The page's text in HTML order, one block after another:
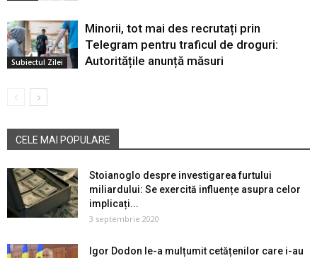
Subiectul Zilei
Minorii, tot mai des recrutați prin
Telegram pentru traficul de droguri:
Autoritățile anunță măsuri
CELE MAI POPULARE
Stoianoglo despre investigarea furtului
miliardului: Se exercită influențe asupra celor
implicați...
3 septembrie 2020
Igor Dodon le-a mulțumit cetățenilor care i-au